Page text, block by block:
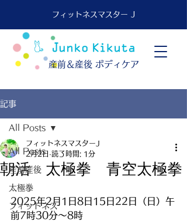
フィットネスマスター J
​産前＆産後 ボディケア
記事
All Posts
産前産後
太極拳
フィットネス
All Posts
朝活 太極拳 青空太極拳
フィットネスマスターJ
2月2日 読了時間: 1分
2025年2月1日8日15日22日（日）午
前7時30分～8時